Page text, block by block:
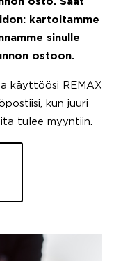
kartoitamme
sinulle
ostoon.
käyttöösi REMAX
kun juuri
tulee myyntiin.